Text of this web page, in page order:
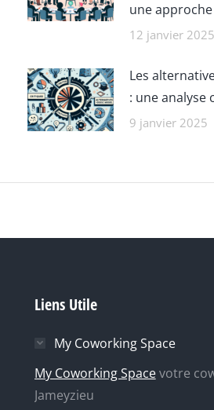
une
12 janvier 2025
Les
: une analyse
9 janvier 2025
Liens Utile
My Coworking Space
My Coworking Spacevotre
Jameyzieu